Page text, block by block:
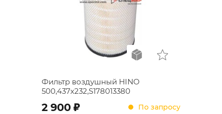
Фильтр воздушный HINO
500,437х232,S178013380
2 900 ; По запросу